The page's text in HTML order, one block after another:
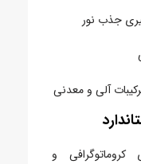
آلی و معدنی
کروماتوگرافی و